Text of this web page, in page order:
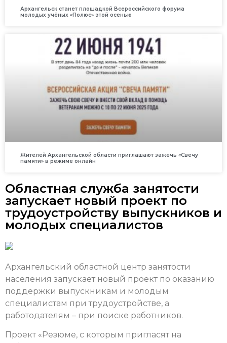
Архангельск станет площадкой Всероссийского форума
молодых учёных «Полюс» этой осенью
Жителей Архангельской области приглашают зажечь «Свечу
памяти» в режиме онлайн
Областная служба занятости
запускает новый проект по
трудоустройству выпускников и
молодых специалистов
Архангельский областной центр занятости
населения запускает новый проект по оказанию
поддержки выпускникам и молодым
специалистам при трудоустройстве, а
работодателям – при поиске работников.
Проект «Резюме, с которым пригласят на